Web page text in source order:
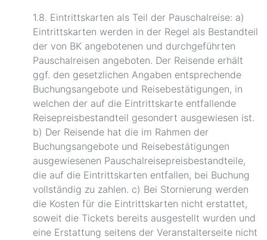
1.8. Eintrittskarten als Teil der Pauschalreise: a)
Eintrittskarten werden in der Regel als Bestandteil
der von BK angebotenen und durchgeführten
Pauschalreisen angeboten. Der Reisende erhält
ggf. den gesetzlichen Angaben entsprechende
Buchungsangebote und Reisebestätigungen, in
welchen der auf die Eintrittskarte entfallende
Reisepreisbestandteil gesondert ausgewiesen ist.
b) Der Reisende hat die im Rahmen der
Buchungsangebote und Reisebestätigungen
ausgewiesenen Pauschalreisepreisbestandteile,
die auf die Eintrittskarten entfallen, bei Buchung
vollständig zu zahlen. c) Bei Stornierung werden
die Kosten für die Eintrittskarten nicht erstattet,
soweit die Tickets bereits ausgestellt wurden und
eine Erstattung seitens der Veranstalterseite nicht